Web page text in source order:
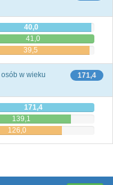
40,0
41,0
39,5
171,4
w wieku
171,4
139,1
126,0